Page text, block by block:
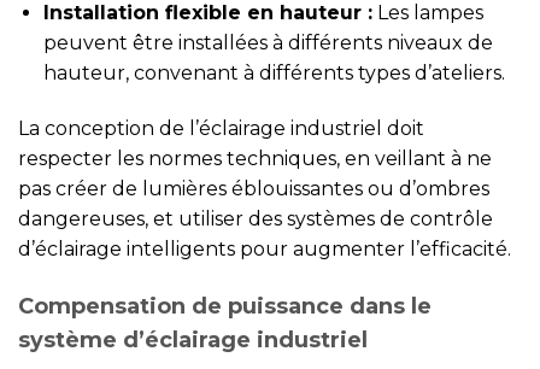
Installation flexible en hauteur :Les lampes
peuvent être installées à différents niveaux de
hauteur, convenant à différents types d’ateliers.
La conception de l’éclairage industriel doit
respecter les normes techniques, en veillant à ne
pas créer de lumières éblouissantes ou d’ombres
dangereuses, et utiliser des systèmes de contrôle
d’éclairage intelligents pour augmenter l’efficacité.
Compensation de puissance dans le
système d’éclairage industriel